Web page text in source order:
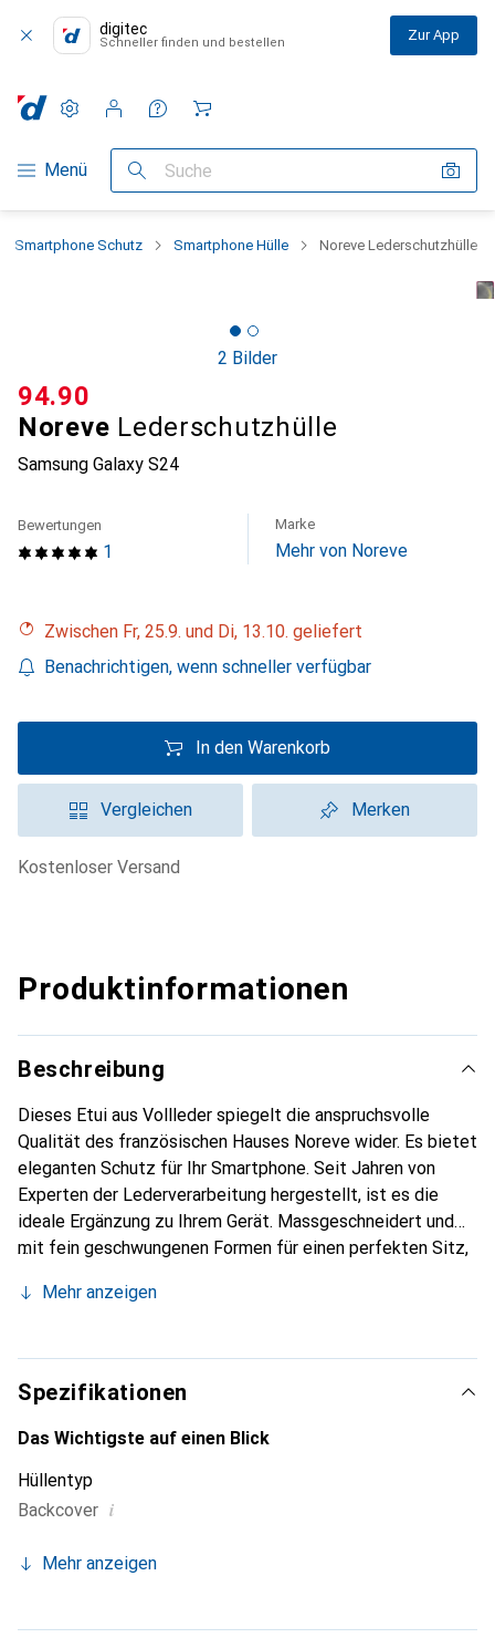
digitec
Schneller finden und bestellen Zur App
Navigation nach Kategorien
Menü Suche
Einstellungen
Kundenkonto
Vergleichslisten
Merklisten
Warenkorb
Smartphone Schutz Smartphone Hülle Noreve Lederschutzhülle
2 Bilder
Noreve Lederschutzhülle
Samsung Galaxy S24
CHF
94.90
1
Bewertungen Marke
Mehr von Noreve
Zwischen Fr, 25.9. und Di, 13.10. geliefert
Benachrichtigen, wenn schneller verfügbar
In den Warenkorb
Vergleichen Merken
kostenloser Versand
Produktinformationen
Beschreibung
Dieses Etui aus Vollleder spiegelt die anspruchsvolle
Qualität des französischen Hauses Noreve wider. Es bietet
eleganten Schutz für Ihr Smartphone. Seit Jahren von
Experten der Lederverarbeitung hergestellt, ist es die
ideale Ergänzung zu Ihrem Gerät. Massgeschneidert und
mit fein geschwungenen Formen für einen perfekten Sitz,
Ihr Smartphone. Die Marke Noreve ist international für ihre
für den anspruchsvollen Kunden.
Mehr anzeigen
Spezifikationen
Das Wichtigste auf einen Blick
Hüllentyp
Backcover i
Mehr anzeigen